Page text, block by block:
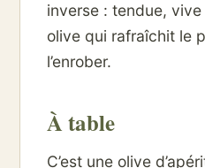
inverse : tendue,
olive qui rafraîchit le
l’enrober.
À table
C’est une olive